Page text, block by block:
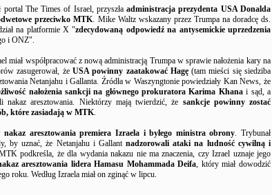
portal The Times of Israel, przyszłaadministracja prezydenta USA Donalda
przeciwko MTK. Mike Waltz wskazany przez Trumpa na doradcę ds.
na platformie X "zdecydowaną odpowiedź na antysemickie uprzedzenia
i ONZ".
miał współpracować z nową administracją Trumpa w sprawie nałożenia kary na
zasugerował, że USA powinny zaatakować Hagę(tam mieści się siedziba
Netanjahu i Gallanta. Źródła w Waszyngtonie powiedziały Kan News, że
nałożenia sankcji na głównego prokuratora Karima Khanai sąd, a
nakaz aresztowania. Niektórzy mają twierdzić, że sankcje powinny zostać
które zasiadają w MTK.
nakaz aresztowania premiera Izraela i byłego ministra obrony. Trybunał
by uznać, że Netanjahu i Gallantnadzorowali ataki na ludność cywilną i
podkreśla, że dla wydania nakazu nie ma znaczenia, czy Izrael uznaje jego
aresztowania lidera Hamasu Mohammada Deifa, który miał dowodzić
roku. Według Izraela miał on zginąć w lipcu.